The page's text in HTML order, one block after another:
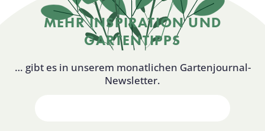
MEHR INSPIRATION UND
GARTENTIPPS
… gibt es in unserem monatlichen Gartenjournal-
Newsletter.